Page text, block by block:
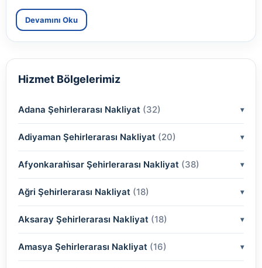
Devamını Oku
Hizmet Bölgelerimiz
Adana Şehirlerarası Nakliyat (32)
(2)
(2)
(2)
(2)
(2)
Adiyaman Şehirlerarası Nakliyat (20)
(2)
(2)
(2)
(2)
Afyonkarahi̇sar Şehirlerarası Nakliyat (38)
(2)
(2)
(2)
Ağri Şehirlerarası Nakliyat (18)
(2)
(2)
Aksaray Şehirlerarası Nakliyat (18)
(2)
Amasya Şehirlerarası Nakliyat (16)